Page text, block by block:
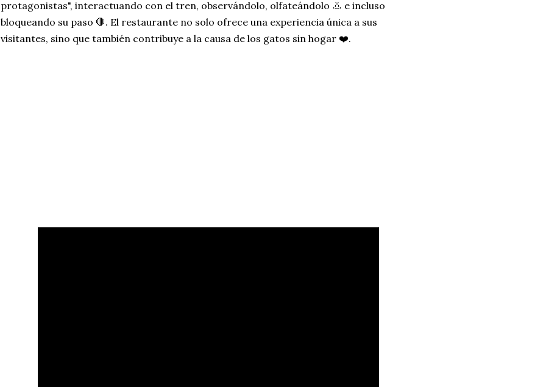
protagonistas", interactuando con el tren, observándolo, olfateándolo 👃 e incluso
bloqueando su paso 🛑. El restaurante no solo ofrece una experiencia única a sus
visitantes, sino que también contribuye a la causa de los gatos sin hogar ❤️.